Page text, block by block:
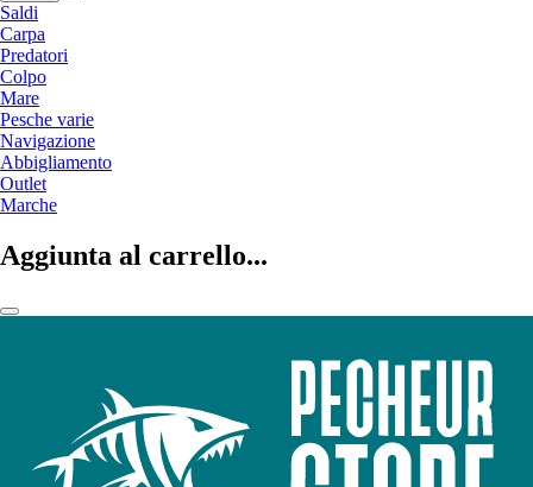
Saldi
Carpa
Predatori
Colpo
Mare
Pesche varie
Navigazione
Abbigliamento
Outlet
Marche
Aggiunta al carrello...